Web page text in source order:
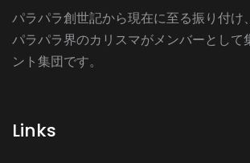
パラパラ創世記から現在に至る振り付け
パラパラ界のカリスマがメンバーとして
ント集団です。
Links